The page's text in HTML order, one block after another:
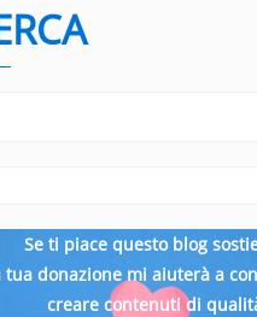
Se ti piace questo blog
tua donazione mi aiuterà a
creare contenuti di